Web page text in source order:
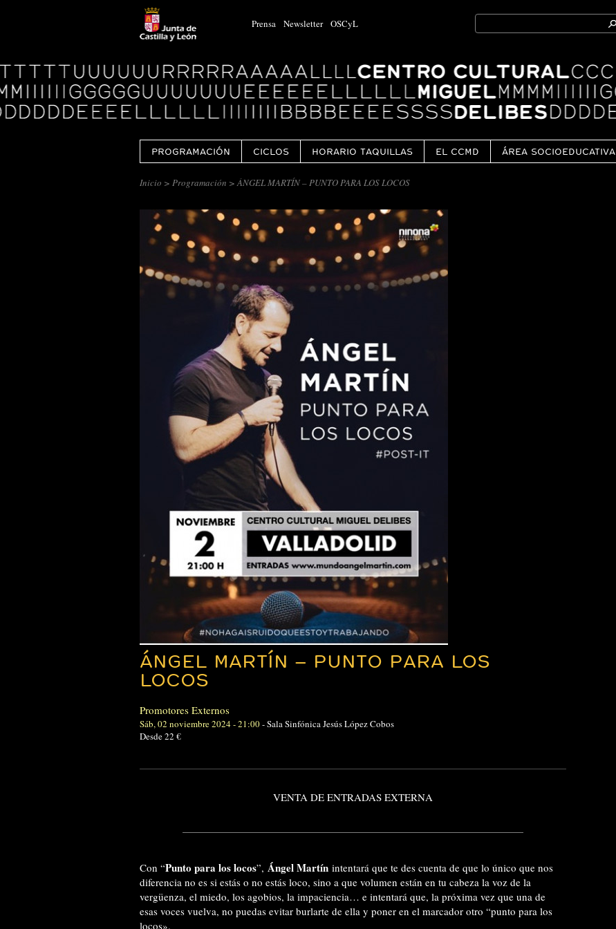
Prensa Newsletter OSCyL
Search
for:
Logo
Centro
Cultural
Miguel
Delibes
PROGRAMACIÓN CICLOS HORARIO TAQUILLAS EL CCMD ÁREA SOCIOEDUCATIVA
Inicio > Programación > ÁNGEL MARTÍN – PUNTO PARA LOS LOCOS
ÁNGEL MARTÍN – PUNTO PARA LOS
LOCOS
Promotores Externos
Sáb, 02 noviembre 2024 - 21:00-Sala Sinfónica Jesús López Cobos
Desde 22 €
VENTA DE ENTRADAS EXTERNA
Con “Punto para los locos”, Ángel Martín intentará que te des cuenta de que lo único que nos
diferencia no es si estás o no estás loco, sino a que volumen están en tu cabeza la voz de la
vergüenza, el miedo, los agobios, la impaciencia… e intentará que, la próxima vez que una de
esas voces vuelva, no puedas evitar burlarte de ella y poner en el marcador otro “punto para los
locos».